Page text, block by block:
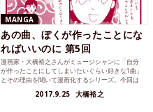
MANGA
あの曲、ぼくが作ったことにな
ればいいのに 第5回
漫画家・大橋裕之さんがミュージシャンに「自分
が作ったことにしてしまいたいぐらい好きな1曲」
とその理由を聞いて漫画化するシリーズ。今回は
くるりのファンファンさん。
2017.9.25 大橋裕之